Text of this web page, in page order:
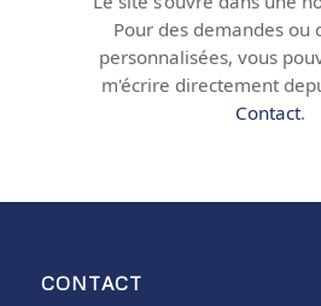
Pour des demandes ou
personnalisées, vous
m'écrire directement
Contact.
CONTACT